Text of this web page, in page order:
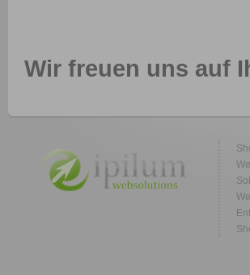
Wir freuen uns auf